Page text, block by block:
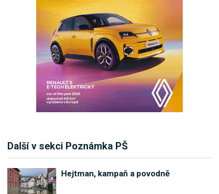
Další v sekci Poznámka PŠ
Hejtman, kampaň a povodně